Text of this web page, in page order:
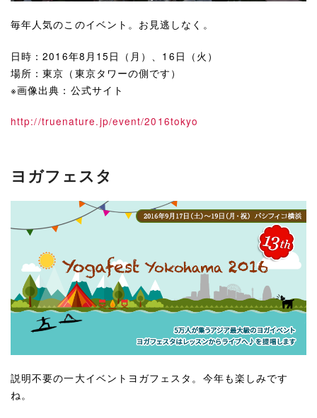
毎年人気のこのイベント。お見逃しなく。
日時：2016年8月15日（月）、16日（火）
場所：東京（東京タワーの側です）
※画像出典：公式サイト
http://truenature.jp/event/2016tokyo
ヨガフェスタ
説明不要の一大イベントヨガフェスタ。今年も楽しみです
ね。